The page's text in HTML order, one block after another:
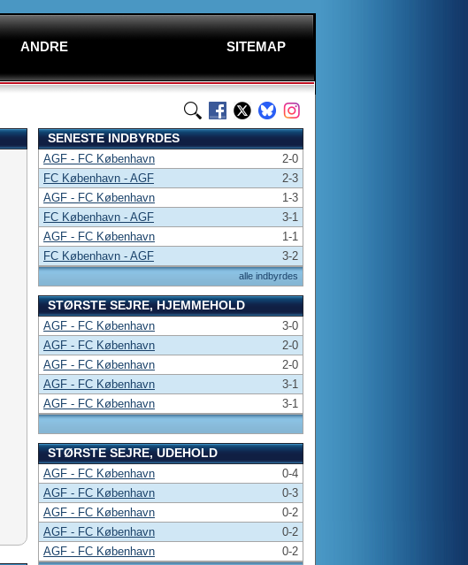
ANDRE SITEMAP
SENESTE INDBYRDES
alle indbyrdes
AGF - FC København
2-0
FC København - AGF
2-3
AGF - FC København
1-3
FC København - AGF
3-1
AGF - FC København
1-1
FC København - AGF
3-2
STØRSTE SEJRE, HJEMMEHOLD
AGF - FC København
3-0
AGF - FC København
2-0
AGF - FC København
2-0
AGF - FC København
3-1
AGF - FC København
3-1
STØRSTE SEJRE, UDEHOLD
AGF - FC København
0-4
AGF - FC København
0-3
AGF - FC København
0-2
AGF - FC København
0-2
AGF - FC København
0-2